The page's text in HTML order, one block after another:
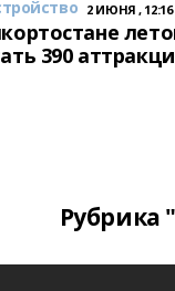
2 ИЮНЯ , 12:16
390
Рубрика